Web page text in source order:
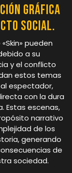
gráfica
social.
pueden
a su
y el conflicto
estos temas
espectador,
con la dura
Estas escenas,
narrativo
de los
generando
de
sociedad.